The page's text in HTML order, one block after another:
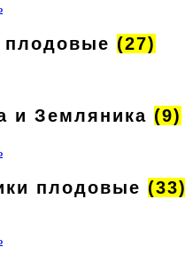
плодовые (27)
и Земляника (9)
плодовые (33)